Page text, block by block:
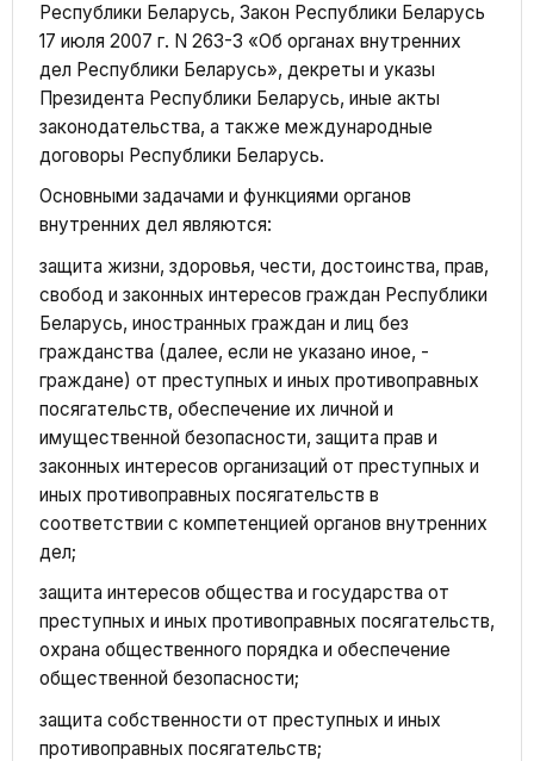
Республики Беларусь, Закон Республики Беларусь
17 июля 2007 г. N 263-З «Об органах внутренних
дел Республики Беларусь», декреты и указы
Президента Республики Беларусь, иные акты
законодательства, а также международные
договоры Республики Беларусь.
Основными задачами и функциями органов
внутренних дел являются:
защита жизни, здоровья, чести, достоинства, прав,
свобод и законных интересов граждан Республики
Беларусь, иностранных граждан и лиц без
гражданства (далее, если не указано иное, -
граждане) от преступных и иных противоправных
посягательств, обеспечение их личной и
имущественной безопасности, защита прав и
законных интересов организаций от преступных и
иных противоправных посягательств в
соответствии с компетенцией органов внутренних
дел;
защита интересов общества и государства от
преступных и иных противоправных посягательств,
охрана общественного порядка и обеспечение
общественной безопасности;
защита собственности от преступных и иных
противоправных посягательств;